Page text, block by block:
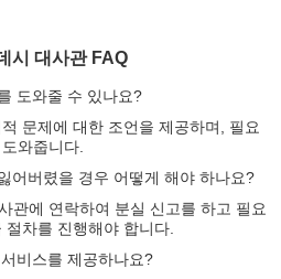
시 대사관 FAQ
도와줄 수 있나요?
문제에 대한 조언을 제공하며, 필요
와줍니다.
어버렸을 경우 어떻게 해야 하나요?
관에 연락하여 분실 신고를 하고 필요
차를 진행해야 합니다.
비스를 제공하나요?